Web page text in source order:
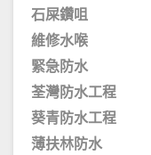
石屎鑽咀
維修水喉
緊急防水
荃灣防水工程
葵青防水工程
薄扶林防水